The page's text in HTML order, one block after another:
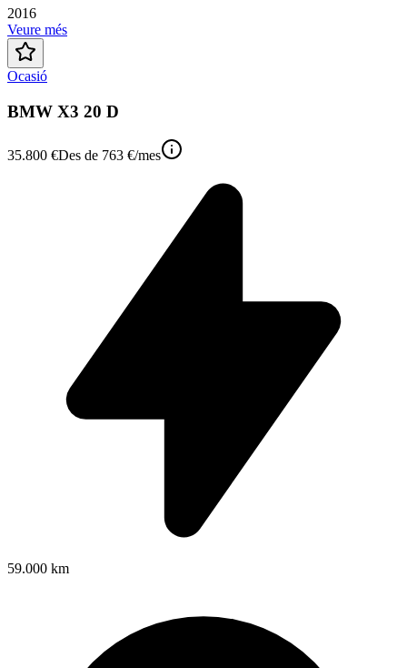
2016
Veure més
Ocasió
BMW X3 20 D
35.800 €Des de 763 €/mes
59.000 km